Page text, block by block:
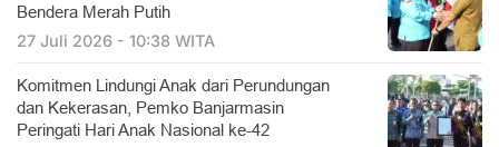
Bendera Merah Putih
27 Juli 2026 - 10:38 WITA
Komitmen Lindungi Anak dari Perundungan
dan Kekerasan, Pemko Banjarmasin
Peringati Hari Anak Nasional ke-42